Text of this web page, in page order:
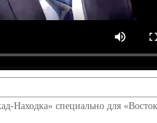
Находка» специально для